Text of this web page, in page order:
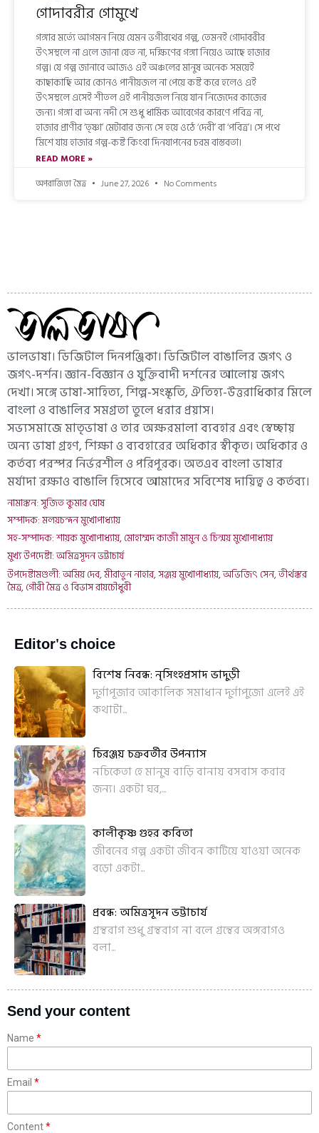
গোদাবরীর গোমুখে
গঙ্গার মর্ত্যে আগমন নিয়ে যেমন ভগীরথের গল্প, তেমনই গোদাবরীর
উৎসস্থলে না এলে জানা যেত না, দক্ষিণের গঙ্গা নিয়েও আছে হাজার
গল্প। যে গল্প জানাবে আজও এই অঞ্চলের মানুষ অনেক সময়েই
কাছাকাছি আর কোনও পানীয়জল না পেয়ে কষ্ট করে হলেও এই
উৎসস্থলে এসেই শীতল এই পানীয়জল নিয়ে যান নিজেদের কাজের
জন্য। গঙ্গা বা অন্য নদী সে শুধু ধার্মিক আবেগের কারণে পবিত্র না,
হাজার প্রাণীর ‘তৃষ্ণা’ মেটাবার জন্য সে হয়ে ওঠে ‘দেবী’ বা ‘পবিত্র’। সে পথে
মিশে যায় হাজার গল্প-কষ্ট কিংবা দিনযাপনের চরম বাস্তবতা।
READ MORE »
অপরাজিতা মৈত্র
June 27, 2026 No Comments
ভালভাষা। ডিজিটাল দিনপঞ্জিকা। ডিজিটাল বাঙালির জগৎ ও
জগৎ-দর্শন। জ্ঞান-বিজ্ঞান ও যুক্তিবাদী দর্শনের আলোয় জগৎ
দেখা। সঙ্গে ভাষা-সাহিত্য, শিল্প-সংস্কৃতি, ঐতিহ্য-উত্তরাধিকার মিলে
বাংলা ও বাঙালির সমগ্রতা তুলে ধরার প্রয়াস।
সভ্যসমাজে মাতৃভাষা ও তার অক্ষরমালা ব্যবহার এবং স্বেচ্ছায়
অন্য ভাষা গ্রহণ, শিক্ষা ও ব্যবহারের অধিকার স্বীকৃত। অধিকার ও
কর্তব্য পরস্পর নির্ভরশীল ও পরিপূরক। অতএব বাংলা ভাষার
মর্যাদা রক্ষাও বাঙালি হিসেবে আমাদের সবিশেষ দায়িত্ব ও কর্তব্য।
নামাঙ্কন: সুজিত কুমার ঘোষ
সম্পাদক: মলয়চন্দন মুখোপাধ্যায়
সহ-সম্পাদক: শায়ক মুখোপাধ্যায়, মোহাম্মদ কাজী মামুন ও চিন্ময় মুখোপাধ্যায়
মুখ্য উপদেষ্টা: অমিত্রসূদন ভট্টাচার্য
উপদেষ্টামণ্ডলী: অমিয় দেব, মীরাতুন নাহার, সঞ্জয় মুখোপাধ্যায়, অভিজিৎ সেন, তীর্থঙ্কর
মৈত্র, গৌরী মৈত্র ও বিভাস রায়চৌধুরী
Editor's choice
বিশেষ নিবন্ধ: নৃসিংহপ্রসাদ ভাদুড়ী
দুর্গাপূজার আকালিক সমাধান দুর্গাপুজো এলেই এই
কথাটা...
চিরঞ্জয় চক্রবর্তীর উপন্যাস
নচিকেতা হে মানুষ বাড়ি বানায় বসবাস করার
জন্য। একটা ঘর,...
কালীকৃষ্ণ গুহর কবিতা
জীবনের গল্প একটা জীবন কাটিয়ে যাওয়া অনেক
বড়ো একটা...
প্রবন্ধ: অমিত্রসূদন ভট্টাচার্য
গ্রন্থরাগ শুধু গ্রন্থরাগ না বলে গ্রন্থের অঙ্গরাগও
বলা...
Send your content
Name
Email
Content